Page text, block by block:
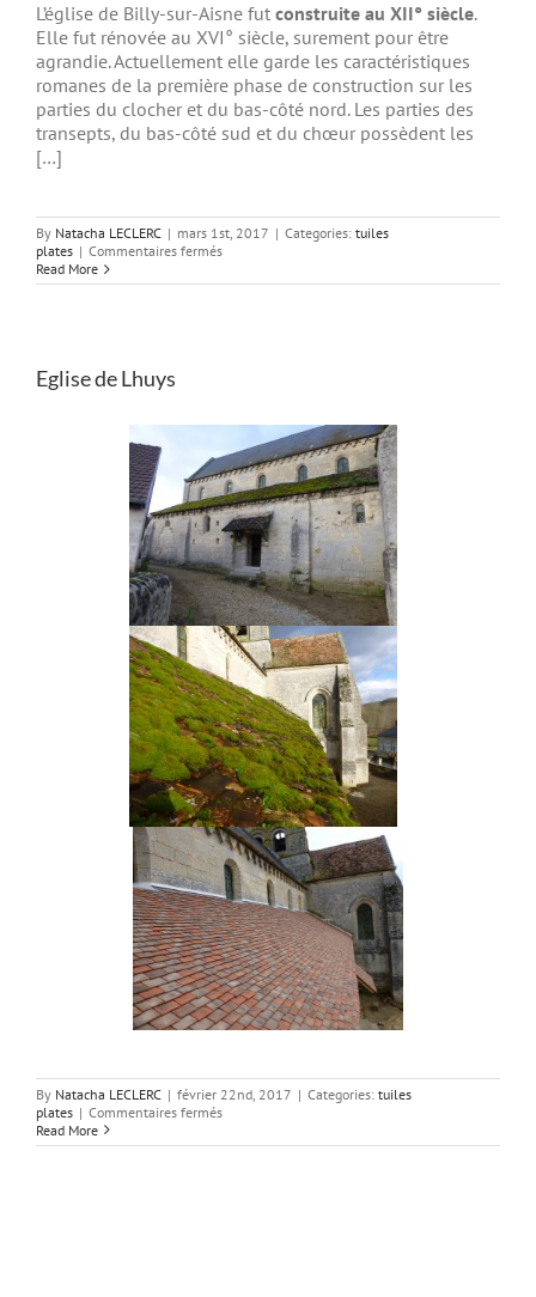
L’église de Billy-sur-Aisne fut construite au XII° siècle.
Elle fut rénovée au XVI° siècle, surement pour être
agrandie. Actuellement elle garde les caractéristiques
romanes de la première phase de construction sur les
parties du clocher et du bas-côté nord. Les parties des
transepts, du bas-côté sud et du chœur possèdent les
[…]
By Natacha LECLERC | mars 1st, 2017 | Categories: tuiles
plates | Commentaires ferméssur
de
Read More
Eglise de Lhuys
By Natacha LECLERC | février 22nd, 2017 | Categories: tuiles
plates | Commentaires ferméssur
de
Read More